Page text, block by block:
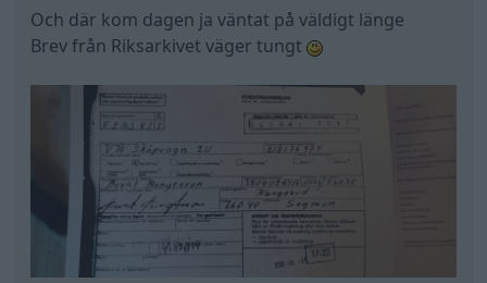
Och där kom dagen ja väntat på väldigt länge
Brev från Riksarkivet väger tungt